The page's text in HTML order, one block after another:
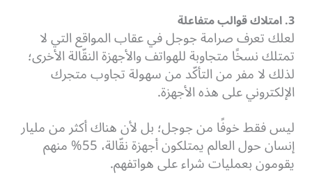
3. امتلاك قوالب متفاعلة
لعلك تعرف صرامة جوجل في عقاب المواقع التي لا
تمتلك نسخًا متجاوبة للهواتف والأجهزة النقّالة الأخرى؛
لذلك لا مفر من التأكّد من سهولة تجاوب متجرك
الإلكتروني على هذه الأجهزة.
ليس فقط خوفًا من جوجل؛ بل لأن هناك أكثر من مليار
إنسان حول العالم يمتلكون أجهزة نقّالة، 55% منهم
يقومون بعمليات شراء على هواتفهم.